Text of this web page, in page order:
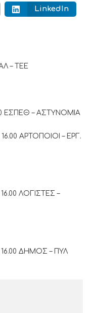
LinkedIn
– ΤΕΕ
ΕΣΠΕΘ – ΑΣΤΥΝΟΜΙΑ
ΑΡΤΟΠΟΙΟΙ – ΕΡΓ.
ΛΟΓΙΣΤΕΣ –
ΔΗΜΟΣ – ΠΥΛ